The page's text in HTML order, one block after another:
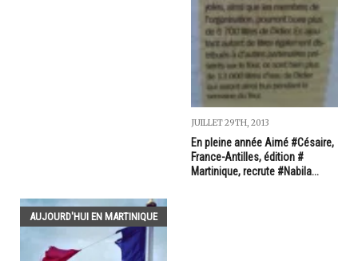
JUILLET 29TH, 2013
En pleine année Aimé #Césaire,
France-Antilles, édition #
Martinique, recrute #Nabila...
AUJOURD'HUI EN MARTINIQUE